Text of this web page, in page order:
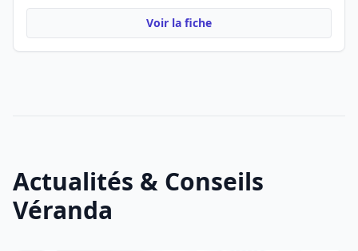
Voir la fiche
Actualités & Conseils
Véranda